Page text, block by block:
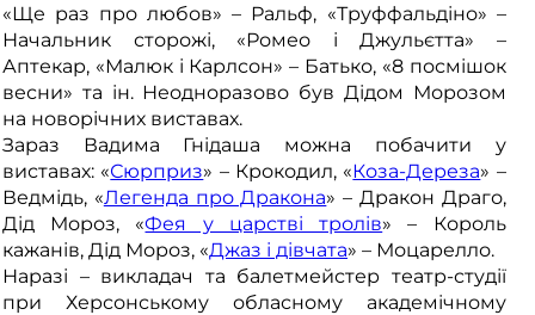
«Ще раз про любов» – Ральф, «Труффальдіно» –
Начальник сторожі, «Ромео і Джульєтта» –
Аптекар, «Малюк і Карлсон» – Батько, «8 посмішок
весни» та ін. Неодноразово був Дідом Морозом
на новорічних виставах.
Зараз Вадима Гнідаша можна побачити у
виставах: «Сюрприз» – Крокодил, «Коза-Дереза» –
Ведмідь, «Легенда про Дракона» – Дракон Драго,
Дід Мороз, «Фея у царстві тролів» – Король
кажанів, Дід Мороз, «Джаз і дівчата» – Моцарелло.
Наразі – викладач та балетмейстер театр-студії
при Херсонському обласному академічному